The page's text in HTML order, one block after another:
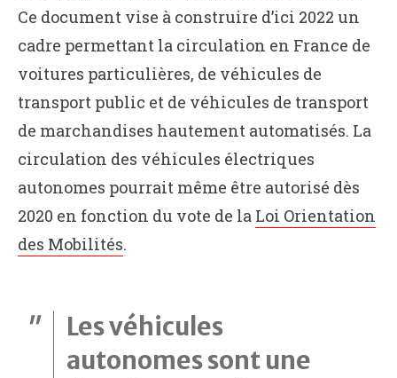
Ce document vise à construire d’ici 2022 un
cadre permettant la circulation en France de
voitures particulières, de véhicules de
transport public et de véhicules de transport
de marchandises hautement automatisés. La
circulation des véhicules électriques
autonomes pourrait même être autorisé dès
2020 en fonction du vote de la Loi Orientation
des Mobilités.
Les véhicules
autonomes sont une